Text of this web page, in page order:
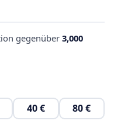
gegenüber 3,000
40 € 80 €